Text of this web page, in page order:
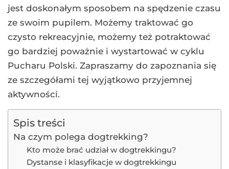
jest doskonałym sposobem na spędzenie czasu
ze swoim pupilem. Możemy traktować go
czysto rekreacyjnie, możemy też potraktować
go bardziej poważnie i wystartować w cyklu
Pucharu Polski. Zapraszamy do zapoznania się
ze szczegółami tej wyjątkowo przyjemnej
aktywności.
Spis treści
Na czym polega dogtrekking?
Kto może brać udział w dogtrekkingu?
Dystanse i klasyfikacje w dogtrekkingu